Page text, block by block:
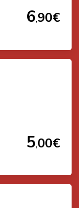
6,90€
5,00€